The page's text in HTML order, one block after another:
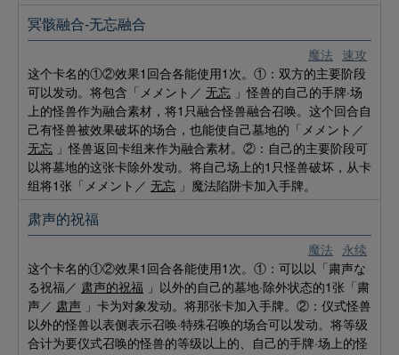
魔法 速攻
冥骸融合-无忘融合
这个卡名的①②效果1回合各能使用1次。①：双方的主要阶段
可以发动。将包含「メメント／ 无忘 」怪兽的自己的手牌·场
上的怪兽作为融合素材，将1只融合怪兽融合召唤。这个回合自
己有怪兽被效果破坏的场合，也能使自己墓地的「メメント／
无忘 」怪兽返回卡组来作为融合素材。②：自己的主要阶段可
以将墓地的这张卡除外发动。将自己场上的1只怪兽破坏，从卡
组将1张「メメント／ 无忘 」魔法陷阱卡加入手牌。
魔法 永续
肃声的祝福
这个卡名的①②效果1回合各能使用1次。①：可以以「粛声な
る祝福／ 肃声的祝福 」以外的自己的墓地·除外状态的1张「粛
声／ 肃声 」卡为对象发动。将那张卡加入手牌。②：仪式怪兽
以外的怪兽以表侧表示召唤·特殊召唤的场合可以发动。将等级
合计为要仪式召唤的怪兽的等级以上的、自己的手牌·场上的怪